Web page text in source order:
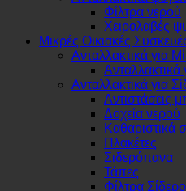
Φίλτρα νερού
Χειρολαβές
Μικρές Οικιακές
Ανταλλακτικά για
Ανταλλακτικά
Ανταλλακτικά για
Αντιστάσεις
Δοχεία νερού
Καθαριστικά
Πλακέτες
Σιδερόπανα
Τάπες
Φίλτρα